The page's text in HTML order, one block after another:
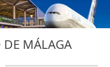
DE MÁLAGA